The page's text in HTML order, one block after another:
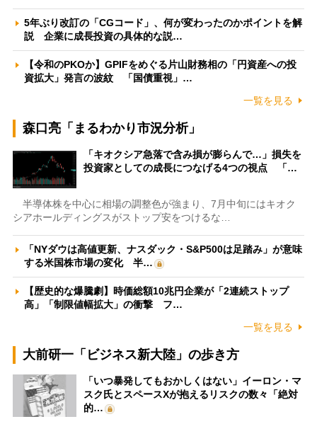
5年ぶり改訂の「CGコード」、何が変わったのかポイントを解
説 企業に成長投資の具体的な説…
【令和のPKOか】GPIFをめぐる片山財務相の「円資産への投
資拡大」発言の波紋 「国債重視」…
一覧を見る
森口亮「まるわかり市況分析」
「キオクシア急落で含み損が膨らんで…」損失を
投資家としての成長につなげる4つの視点 「…
半導体株を中心に相場の調整色が強まり、7月中旬にはキオク
シアホールディングスがストップ安をつけるな…
「NYダウは高値更新、ナスダック・S&P500は足踏み」が意味
する米国株市場の変化 半…
【歴史的な爆騰劇】時価総額10兆円企業が「2連続ストップ
高」「制限値幅拡大」の衝撃 フ…
一覧を見る
大前研一「ビジネス新大陸」の歩き方
「いつ暴発してもおかしくはない」イーロン・マ
スク氏とスペースXが抱えるリスクの数々「絶対
的…